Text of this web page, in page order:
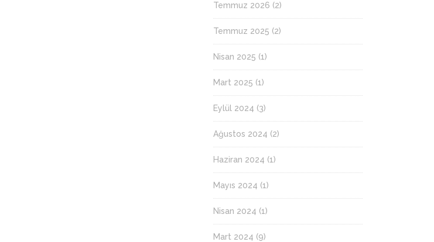
Temmuz 2026 (2)
Temmuz 2025 (2)
Nisan 2025 (1)
Mart 2025 (1)
Eylül 2024 (3)
Ağustos 2024 (2)
Haziran 2024 (1)
Mayıs 2024 (1)
Nisan 2024 (1)
Mart 2024 (9)